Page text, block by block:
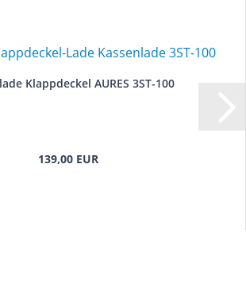
Klappdeckel AURES 3ST-100
139,00 EUR